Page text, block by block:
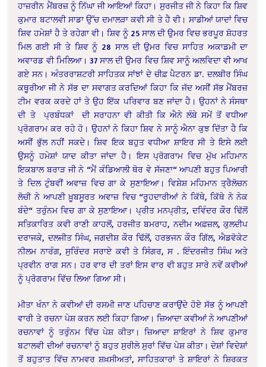
ਹਾਜ਼ਰੀਨ ਮੈਂਬਰਜ਼ ਨੂੰ ਨਿੱਘਾ ਜੀ ਆਇਆਂ ਕਿਹਾ। ਸੁਰਜੀਤ ਜੀ ਨੇ ਕਿਹਾ ਕਿ ਸ਼ਿਵ
ਕੁਮਾਰ ਬਟਾਲਵੀ ਸਾਡਾ ਉੱਚ ਦਮਾਲੜਾ ਕਵੀ ਸੀ ਤੇ ਹੈ ਵੀ। ਸਾਡੀਆਂ ਯਾਦਾਂ ਵਿਚ
ਸ਼ਿਵ ਹਮੇਸ਼ਾਂ ਹੈ ਤੇ ਰਹੇਗਾ ਵੀ। ਸ਼ਿਵ ਨੂੰ 25 ਸਾਲ ਦੀ ਉਮਰ ਵਿਚ ਭਰਪੂਰ ਸ਼ੋਹਰਤ
ਮਿਲ ਗਈ ਸੀ ਤੇ ਸ਼ਿਵ ਨੂੰ 28 ਸਾਲ ਦੀ ਉਮਰ ਵਿਚ ਸਾਹਿਤ ਅਕਾਡਮੀ ਦਾ
ਅਵਾਰਡ ਵੀ ਮਿਲਿਆ। 37 ਸਾਲ ਦੀ ਉਮਰ ਵਿਚ ਸ਼ਿਵ ਸਾਨੂੰ ਅਲਵਿਦਾ ਵੀ ਆਖ
ਗਏ ਸਨ। ਅੰਤਰਰਾਸ਼ਟਰੀ ਸਾਹਿਤਕ ਸਾਂਝਾਂ ਦੇ ਚੀਫ਼ ਪੈਟਰਨ ਡਾ. ਦਲਬੀਰ ਸਿੰਘ
ਕਥੂਰੀਆ ਜੀ ਨੇ ਸੱਭ ਦਾ ਸਵਾਗਤ ਕਰਦਿਆਂ ਕਿਹਾ ਕਿ ਜੱਦ ਅਸੀਂ ਸੱਭ ਮੈਂਬਰਜ਼
ਟੀਮ ਵਰਕ ਕਰਦੇ ਹਾਂ ਤੇ ਉਹ ਇੱਕ ਪਰਿਵਾਰ ਬਣ ਜਾਂਦਾ ਹੈ। ਉਹਨਾਂ ਨੇ ਸੰਸਥਾ
ਦੀ ਤੇ ਪ੍ਰਬੰਧਕਾਂ ਦੀ ਸਰਾਹਨਾ ਵੀ ਕੀਤੀ ਕਿ ਐਨੇ ਲੰਬੇ ਸਮੇਂ ਤੋਂ ਵਧੀਆ
ਪ੍ਰੋਗਰਾਮ ਕਰ ਰਹੇ ਹੋ। ਉਹਨਾਂ ਨੇ ਕਿਹਾ ਸ਼ਿਵ ਨੇ ਸਾਨੂੰ ਐਨਾ ਕੁਝ ਦਿੱਤਾ ਹੈ ਕਿ
ਅਸੀਂ ਭੁੱਲ ਨਹੀਂ ਸਕਦੇ। ਸ਼ਿਵ ਇਕ ਬਹੁਤ ਵਧੀਆ ਸ਼ਾਇਰ ਸੀ ਤੇ ਇਸੇ ਲਈ
ਉਸਨੂੰ ਹਮੇਸ਼ਾਂ ਯਾਦ ਕੀਤਾ ਜਾਂਦਾ ਹੈ। ਇਸ ਪ੍ਰੋਗਰਾਮ ਵਿਚ ਮੁੱਖ ਮਹਿਮਾਨ
ਇਕਬਾਲ ਬਰਾੜ ਜੀ ਨੇ “ਮੈਂ ਕੰਡਿਆਲੀ ਥੋਰ ਵੇ ਸੱਜਣਾ“ ਆਪਣੀ ਬਹੁਤ ਪਿਆਰੀ
ਤੇ ਦਿਲ ਟੁੰਬਵੀਂ ਅਵਾਜ਼ ਵਿਚ ਗਾ ਕੇ ਸੁਣਾਇਆ। ਵਿਸ਼ੇਸ਼ ਮਹਿਮਾਨ ਤ੍ਰੈਲੋਚਨ
ਲੋਚੀ ਨੇ ਆਪਣੀ ਖ਼ੂਬਸੂਰਤ ਅਵਾਜ਼ ਵਿਚ “ਰੂਹਦਾਰੀਆਂ ਨੇ ਕਿੱਥੇ, ਕਿੱਥੇ ਨੇ ਨੇਕ
ਬੰਦੇ“ ਤਰੁੰਨਮ ਵਿਚ ਗਾ ਕੇ ਸੁਣਾਇਆ। ਪ੍ਰੀਤ ਮਨਪ੍ਰੀਤ, ਦਵਿੰਦਰ ਕੌਰ ਢਿੱਲੋਂ
ਸਤਿਕਾਰਿਤ ਕਵੀ ਰਾਣੀ ਕਾਹਲੋਂ, ਹਰਜੀਤ ਬਮਰਾਹ, ਨਦੀਮ ਅਫ਼ਜ਼ਲ, ਕੁਲਦੀਪ
ਦਰਾਜਕੇ, ਦਲਜੀਤ ਸਿੰਘ, ਜਗਦੀਸ਼ ਕੌਰ ਢਿੱਲੋਂ, ਹਰਭਜਨ ਕੌਰ ਗਿੱਲ, ਐਡਵੋਕੇਟ
ਨੀਲਮ ਨਾਰੰਗ, ਸੁਰਿੰਦਰ ਸਰਾਏ ਕਵੀ ਤੇ ਸਿੰਗਰ, ਸ . ਇੰਦਰਜੀਤ ਸਿੰਘ ਅਤੇ
ਪ੍ਰਵੀਨ ਰਾਗ ਸਨ। ਹਰ ਵਾਰ ਦੀ ਤਰਾਂ ਇਸ ਵਾਰ ਵੀ ਬਹੁਤ ਸਾਰੇ ਨਵੇਂ ਕਵੀਆਂ
ਨੂੰ ਪ੍ਰੋਗਰਾਮ ਵਿੱਚ ਲਿਆ ਗਿਆ ਸੀ।
ਮੀਤਾ ਖੰਨਾ ਨੇ ਕਵੀਆਂ ਦੀ ਰਸਮੀ ਜਾਣ ਪਹਿਚਾਣ ਕਰਾਉਂਦੇ ਹੋਏ ਸੱਭ ਨੂੰ ਆਪਣੀ
ਵਾਰੀ ਤੇ ਰਚਨਾ ਪੇਸ਼ ਕਰਨ ਲਈ ਕਿਹਾ ਗਿਆ। ਜ਼ਿਆਦਾ ਕਵੀਆਂ ਨੇ ਆਪਣੀਆਂ
ਰਚਨਾਵਾਂ ਨੂੰ ਤਰੁੰਨਮ ਵਿੱਚ ਪੇਸ਼ ਕੀਤਾ। ਜ਼ਿਆਦਾ ਸ਼ਾਇਰਾਂ ਨੇ ਸ਼ਿਵ ਕੁਮਾਰ
ਬਟਾਲਵੀ ਦੀਆਂ ਰਚਨਾਵਾਂ ਨੂੰ ਬਹੁਤ ਸੁਰੀਲੇ ਸੁਰਾਂ ਵਿੱਚ ਪੇਸ਼ ਕੀਤਾ। ਦੇਸ਼ਾਂ ਵਿਦੇਸ਼ਾਂ
ਤੋਂ ਬਹੁਤਾਤ ਵਿੱਚ ਨਾਮਵਰ ਸ਼ਖ਼ਸੀਅਤਾਂ, ਸਾਹਿਤਕਾਰਾਂ ਤੇ ਸ਼ਾਇਰਾਂ ਨੇ ਸ਼ਿਰਕਤ